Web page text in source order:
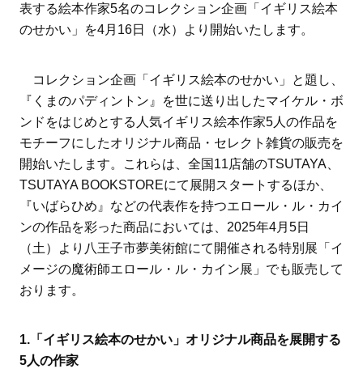
表する絵本作家5名のコレクション企画「イギリス絵本
のせかい」を4月16日（水）より開始いたします。
コレクション企画「イギリス絵本のせかい」と題し、
『くまのパディントン』を世に送り出したマイケル・ボ
ンドをはじめとする人気イギリス絵本作家5人の作品を
モチーフにしたオリジナル商品・セレクト雑貨の販売を
開始いたします。これらは、全国11店舗のTSUTAYA、
TSUTAYA BOOKSTOREにて展開スタートするほか、
『いばらひめ』などの代表作を持つエロール・ル・カイ
ンの作品を彩った商品においては、2025年4月5日
（土）より八王子市夢美術館にて開催される特別展「イ
メージの魔術師エロール・ル・カイン展」でも販売して
おります。
1.「イギリス絵本のせかい」オリジナル商品を展開する
5人の作家